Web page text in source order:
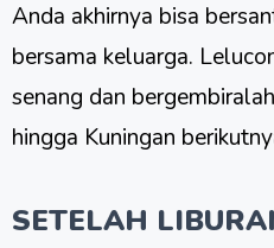
Anda akhirnya bisa
bersama keluarga.
senang dan
hingga Kuningan
SETELAH